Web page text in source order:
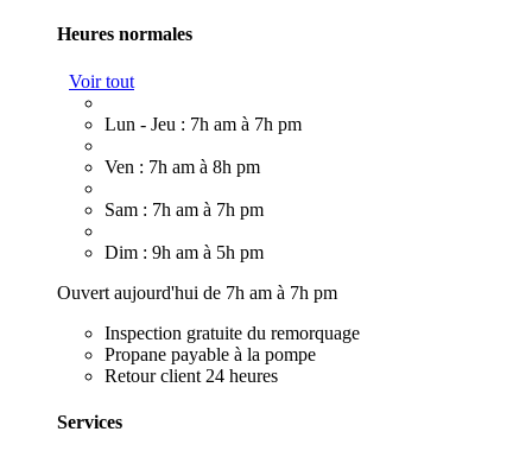
Heures normales
Voir tout
Lun - Jeu : 7h am à 7h pm
Ven : 7h am à 8h pm
Sam : 7h am à 7h pm
Dim : 9h am à 5h pm
Ouvert aujourd'hui de 7h am à 7h pm
Inspection gratuite du remorquage
Propane payable à la pompe
Retour client 24 heures
Services